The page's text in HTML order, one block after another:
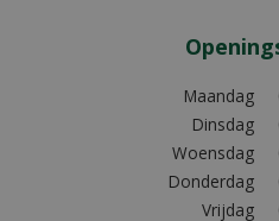
Maandag
Dinsdag
Woensdag
Donderdag
Vrijdag